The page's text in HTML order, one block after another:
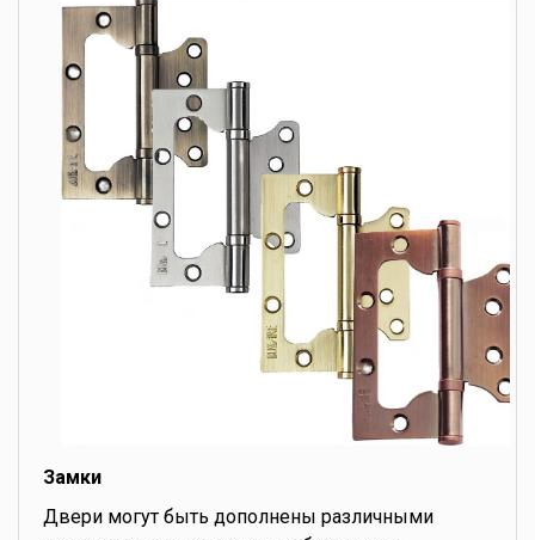
Замки
Двери могут быть дополнены различными